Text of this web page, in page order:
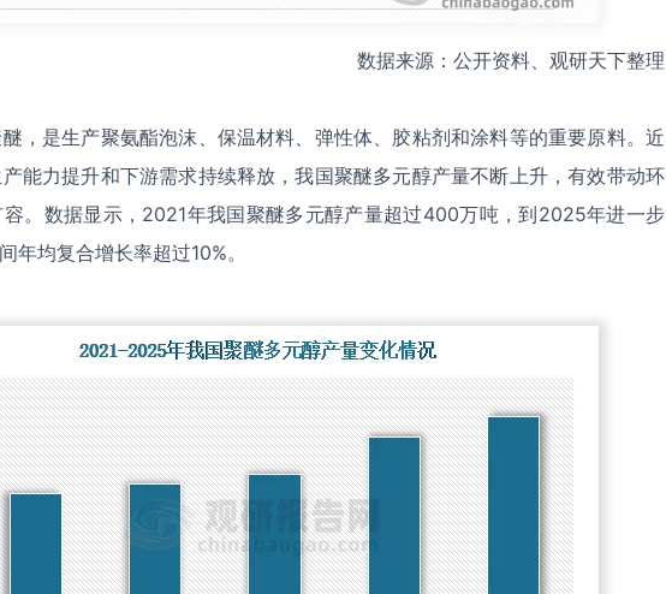
数据来源：公开资料、观研天下整理
，是生产聚氨酯泡沫、保温材料、弹性体、胶粘剂和涂料等的重要原料。近
能力提升和下游需求持续释放，我国聚醚多元醇产量不断上升，有效带动环
。数据显示，2021年我国聚醚多元醇产量超过400万吨，到2025年进一步
年均复合增长率超过10%。